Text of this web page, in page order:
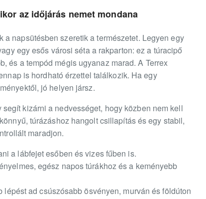
az időjárás nemet mondana
napsütésben szeretik a természetet. Legyen egy
egy esős városi séta a rakparton: ez a túracipő
és a tempód mégis ugyanaz marad. A Terrex
is hordható érzettel találkozik. Ha egy
jó helyen jársz.
kizárni a nedvességet, hogy közben nem kell
túrázáshoz hangolt csillapítás és egy stabil,
maradjon.
a lábfejet esőben és vizes fűben is.
egész napos túrákhoz és a keményebb
ad csúszósabb ösvényen, murván és földúton